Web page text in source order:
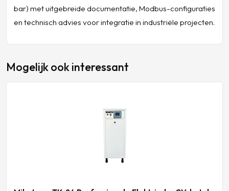
bar) met uitgebreide documentatie, Modbus-configuraties
en technisch advies voor integratie in industriële projecten.
Mogelijk ook interessant